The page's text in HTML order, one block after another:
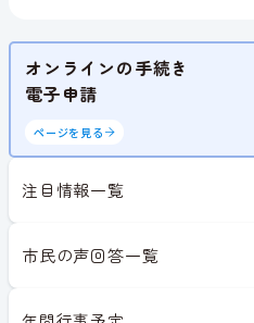
オンラインの手続き
電子申請
ページを見る
注目情報一覧
市民の声回答一覧